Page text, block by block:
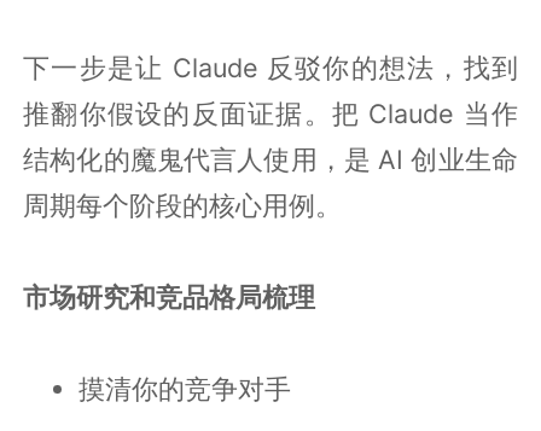
下一步是让 Claude 反驳你的想法，找到
推翻你假设的反面证据。把 Claude 当作
结构化的魔鬼代言人使用，是 AI 创业生命
周期每个阶段的核心用例。
市场研究和竞品格局梳理
摸清你的竞争对手